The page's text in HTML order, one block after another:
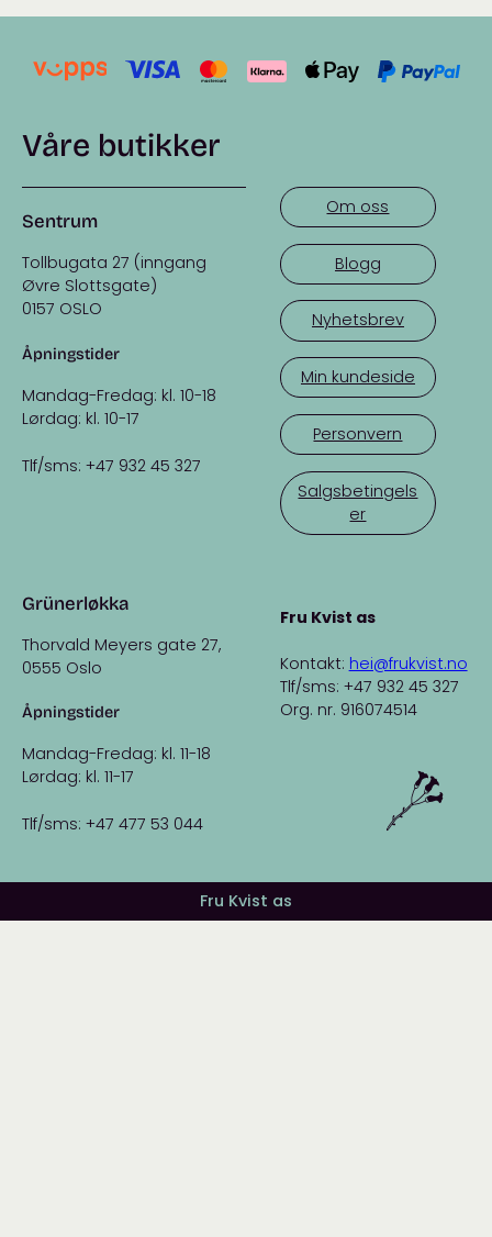
Våre butikker
Sentrum
Tollbugata 27 (inngang
Øvre Slottsgate)
0157 OSLO
Åpningstider
Mandag-Fredag: kl. 10-18
Lørdag: kl. 10-17
Tlf/sms: +47 932 45 327
Grünerløkka
Thorvald Meyers gate 27,
0555 Oslo
Åpningstider
Mandag-Fredag: kl. 11-18
Lørdag: kl. 11-17
Tlf/sms: +47 477 53 044
Om oss
Blogg
Nyhetsbrev
Min kundeside
Personvern
Salgsbetingels
er
Fru Kvist as
Kontakt: hei@frukvist.no
Tlf/sms: +47 932 45 327
Org. nr. 916074514
Fru Kvist as